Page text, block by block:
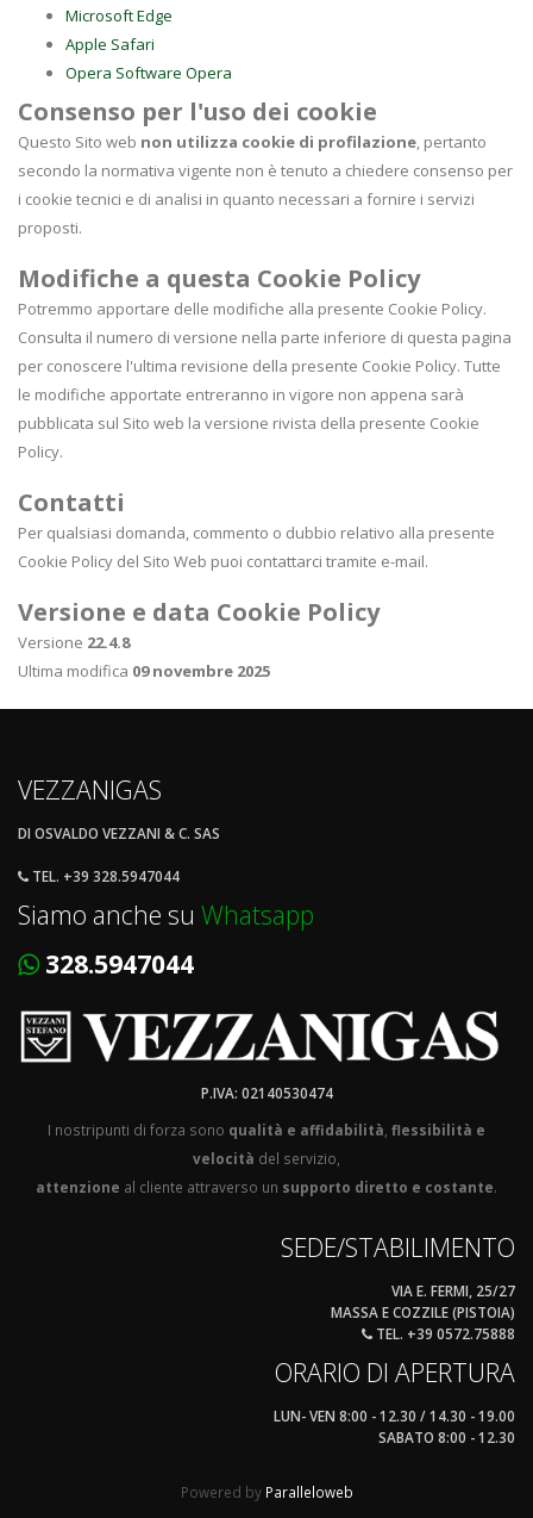
Microsoft Edge
Apple Safari
Opera Software Opera
Consenso per l'uso dei cookie
Questo Sito web non utilizza cookie di profilazione, pertanto
secondo la normativa vigente non è tenuto a chiedere consenso per
i cookie tecnici e di analisi in quanto necessari a fornire i servizi
proposti.
Modifiche a questa Cookie Policy
Potremmo apportare delle modifiche alla presente Cookie Policy.
Consulta il numero di versione nella parte inferiore di questa pagina
per conoscere l'ultima revisione della presente Cookie Policy. Tutte
le modifiche apportate entreranno in vigore non appena sarà
pubblicata sul Sito web la versione rivista della presente Cookie
Policy.
Contatti
Per qualsiasi domanda, commento o dubbio relativo alla presente
Cookie Policy del Sito Web puoi contattarci tramite e-mail.
Versione e data Cookie Policy
Versione 22.4.8
Ultima modifica 09 novembre 2025
VEZZANIGAS
DI OSVALDO VEZZANI & C. SAS
TEL. +39 328.5947044
Siamo anche su Whatsapp
328.5947044
P.IVA: 02140530474
I nostripunti di forza sono qualità e affidabilità flessibilità e
velocità del servizio,
attenzione al cliente attraverso un supporto diretto e costante.
SEDE/STABILIMENTO
VIA E. FERMI, 25/27
MASSA E COZZILE (PISTOIA)
TEL. +39 0572.75888
ORARIO DI APERTURA
LUN- VEN 8:00 - 12.30 / 14.30 - 19.00
SABATO 8:00 - 12.30
Powered by Paralleloweb